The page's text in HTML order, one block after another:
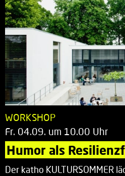
WORKSHOP
Fr. 04.09. um 10.00 Uhr
Humor als
Der katho KULTURSOMMER